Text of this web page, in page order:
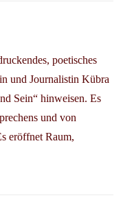
poetisches
und Journalistin Kübra
Sein“ hinweisen. Es
und von
eröffnet Raum,